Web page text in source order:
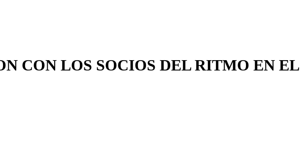
CON LOS SOCIOS DEL RITMO EN EL